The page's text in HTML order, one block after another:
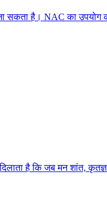
है। NAC का उपयोग
है कि जब मन शांत,